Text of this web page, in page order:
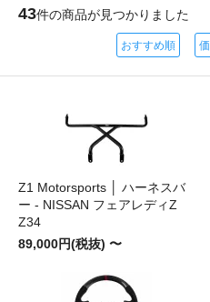
43件の商品が見つかりました
おすすめ順
Z1 Motorsports │ ハーネスバ
ー - NISSAN フェアレディZ
Z34
89,000円(税抜) 〜